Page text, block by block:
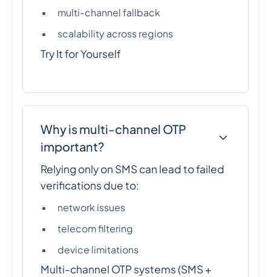
multi-channel fallback
scalability across regions
Try It for Yourself
Why is multi-channel OTP
important?
Relying only on SMS can lead to failed
verifications due to:
network issues
telecom filtering
device limitations
Multi-channel OTP systems (SMS +